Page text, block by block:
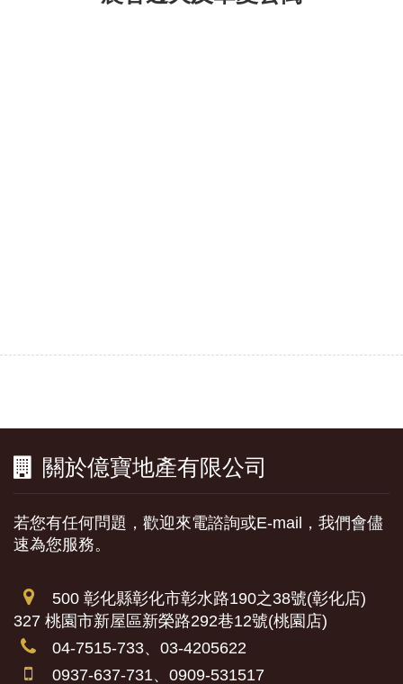
關於億寶地產有限公司
若您有任何問題，歡迎來電諮詢或E-mail，我們會儘
速為您服務。
500 彰化縣彰化市彰水路190之38號(彰化店)
327 桃園市新屋區新榮路292巷12號(桃園店)
04-7515-733、03-4205622
0937-637-731、0909-531517